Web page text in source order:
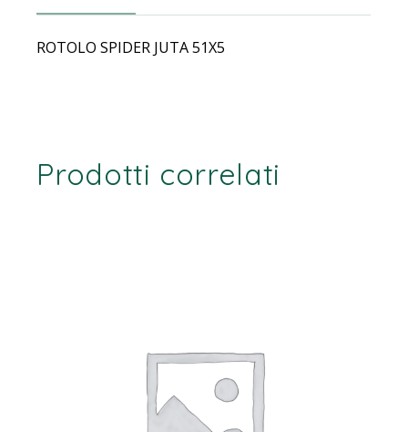
ROTOLO SPIDER JUTA 51X5
Prodotti correlati